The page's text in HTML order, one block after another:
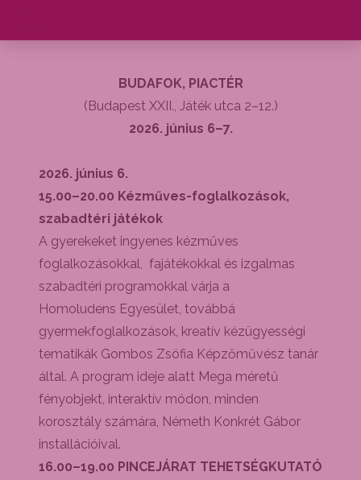
BUDAFOK, PIACTÉR
(Budapest XXII., Játék utca 2–12.)
2026. június 6–7.
2026. június 6.
15.00–20.00 Kézműves-foglalkozások,
szabadtéri játékok
A gyerekeket ingyenes kézműves
foglalkozásokkal, fajátékokkal és izgalmas
szabadtéri programokkal várja a
Homoludens Egyesület, továbbá
gyermekfoglalkozások, kreatív kézügyességi
tematikák Gombos Zsófia Képzőművész tanár
által. A program ideje alatt Mega méretű
fényobjekt, interaktív módon, minden
korosztály számára, Németh Konkrét Gábor
installációival.
16.00–19.00 PINCEJÁRAT TEHETSÉGKUTATÓ